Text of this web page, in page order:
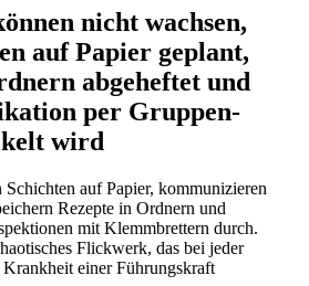
nicht wachsen,
auf Papier geplant,
abgeheftet und
per Gruppen-
wird
Schichten auf Papier, kommunizieren
Rezepte in Ordnern und
mit Klemmbrettern durch.
Flickwerk, das bei jeder
einer Führungskraft